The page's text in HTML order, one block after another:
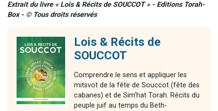
Extrait du livre « Lois & Récits de SOUCCOT » - Editions Torah-
Box - © Tous droits réservés
Lois & Récits de
SOUCCOT
Comprendre le sens et appliquer les
mitsvot de la fête de Souccot (fête des
cabanes) et de Sim'hat Torah. Récits du
peuple juif au temps du Beth-